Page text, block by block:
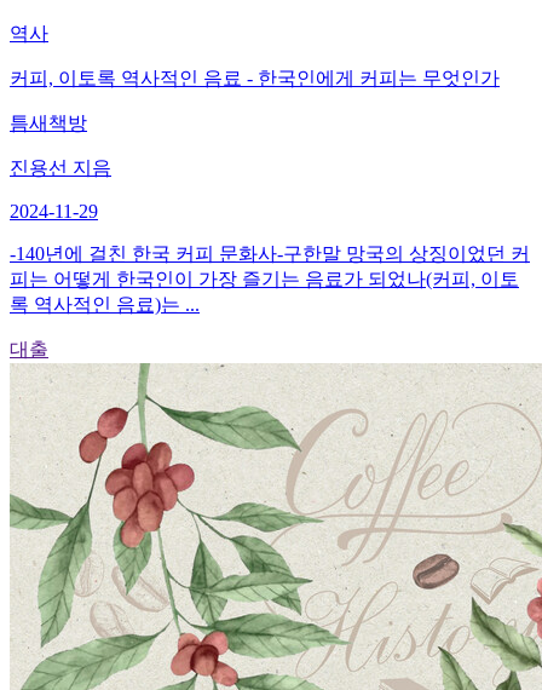
역사
커피, 이토록 역사적인 음료 - 한국인에게 커피는 무엇인가
틈새책방
진용선 지음
2024-11-29
-140년에 걸친 한국 커피 문화사-구한말 망국의 상징이었던 커
피는 어떻게 한국인이 가장 즐기는 음료가 되었나(커피, 이토
록 역사적인 음료)는 ...
대출